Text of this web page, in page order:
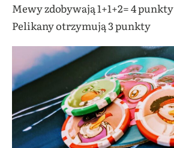
Mewy zdobywają 1+1+2= 4 punkty
Pelikany otrzymują 3 punkty